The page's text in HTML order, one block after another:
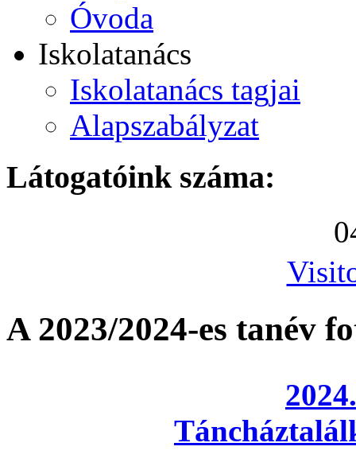
Óvoda
Iskolatanács
Iskolatanács tagjai
Alapszabályzat
Látogatóink száma:
0
A 2023/2024-es tanév